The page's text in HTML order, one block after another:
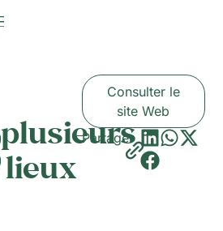
plusieurs
lieux
Consulter le
site Web
Partager